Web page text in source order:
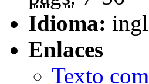
Idioma:
Enlaces
Texto